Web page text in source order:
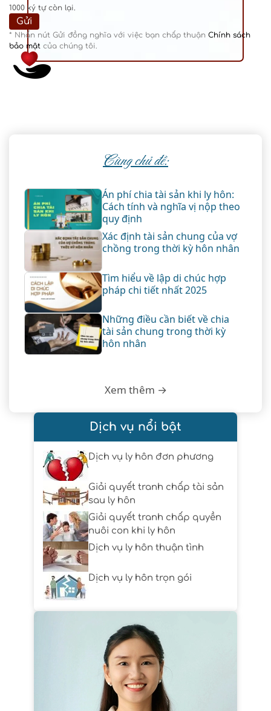
1000 ký tự còn lại.
* Nhấn nút Gửi đồng nghĩa với việc bạn chấp thuận Chính sách
bảo mật của chúng tôi.
Cùng chủ đề:
Án phí chia tài sản khi ly hôn:
Cách tính và nghĩa vị nộp theo
quy định
Xác định tài sản chung của vợ
chồng trong thời kỳ hôn nhân
Tìm hiểu về lập di chúc hợp
pháp chi tiết nhất 2025
Những điều cần biết về chia
tài sản chung trong thời kỳ
hôn nhân
Xem thêm →
Dịch vụ nổi bật
Dịch vụ ly hôn đơn phương
Giải quyết tranh chấp tài sản
sau ly hôn
Giải quyết tranh chấp quyền
nuôi con khi ly hôn
Dịch vụ ly hôn thuận tình
Dịch vụ ly hôn trọn gói